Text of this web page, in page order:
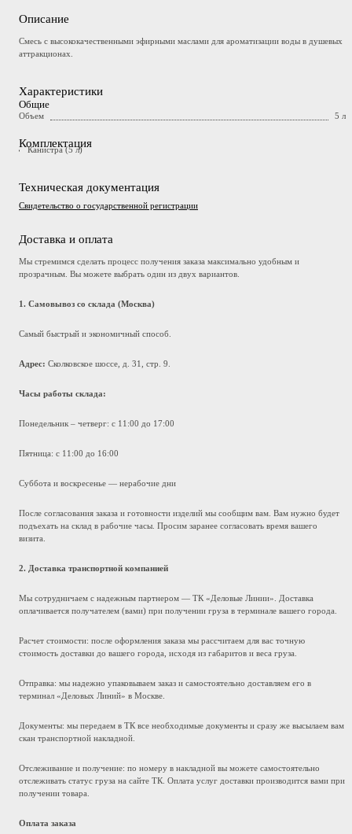
Описание
Смесь с высококачественными эфирными маслами для ароматизации воды в душевых
аттракционах.
Характеристики
Общие
Объем 5 л
Комплектация
Канистра (5 л)
Техническая документация
Свидетельство о государственной регистрации
Доставка и оплата
Мы стремимся сделать процесс получения заказа максимально удобным и
прозрачным. Вы можете выбрать один из двух вариантов.
1. Самовывоз со склада (Москва)
Самый быстрый и экономичный способ.
Адрес: Сколковское шоссе, д. 31, стр. 9.
Часы работы склада:
Понедельник – четверг: с 11:00 до 17:00
Пятница: с 11:00 до 16:00
Суббота и воскресенье — нерабочие дни
После согласования заказа и готовности изделий мы сообщим вам. Вам нужно будет
подъехать на склад в рабочие часы. Просим заранее согласовать время вашего
визита.
2. Доставка транспортной компанией
Мы сотрудничаем с надежным партнером — ТК «Деловые Линии». Доставка
оплачивается получателем (вами) при получении груза в терминале вашего города.
Расчет стоимости: после оформления заказа мы рассчитаем для вас точную
стоимость доставки до вашего города, исходя из габаритов и веса груза.
Отправка: мы надежно упаковываем заказ и самостоятельно доставляем его в
терминал «Деловых Линий» в Москве.
Документы: мы передаем в ТК все необходимые документы и сразу же высылаем вам
скан транспортной накладной.
Отслеживание и получение: по номеру в накладной вы можете самостоятельно
отслеживать статус груза на сайте ТК. Оплата услуг доставки производится вами при
получении товара.
Оплата заказа